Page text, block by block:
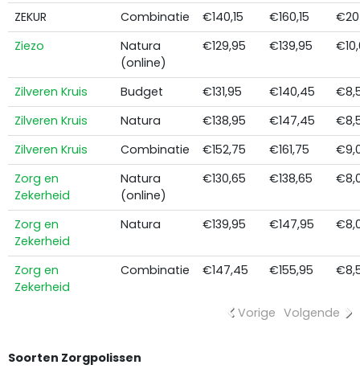
ZEKUR
Combinatie €140,15 €160,15
€20
Ziezo
Natura
(online)
€129,95 €139,95
Zilveren Kruis Budget €131,95 €140,45
Zilveren Kruis
Natura €138,95 €147,45
Zilveren Kruis
Combinatie €152,75 €161,75
Zorg en
Zekerheid
Natura
(online)
€130,65 €138,65
Zorg en
Zekerheid
Natura €139,95 €147,95
Zorg en
Zekerheid
Combinatie €147,45 €155,95
Vorige Volgende
Soorten Zorgpolissen